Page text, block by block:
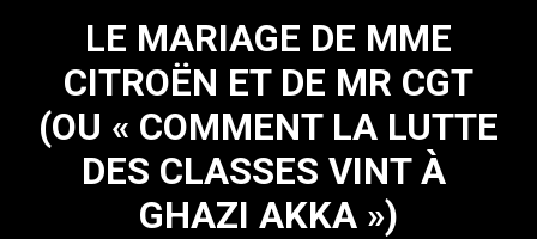
LE MARIAGE DE MME
CITROËN ET DE MR CGT
(OU « COMMENT LA LUTTE
DES CLASSES VINT À
GHAZI AKKA »)